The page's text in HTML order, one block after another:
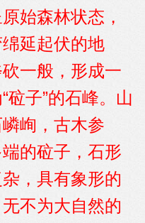
始森林状态，
延起伏的地
一般，形成一
砬子”的石峰。山
嶙峋，古木参
的砬子，石形
，具有象形的
不为大自然的